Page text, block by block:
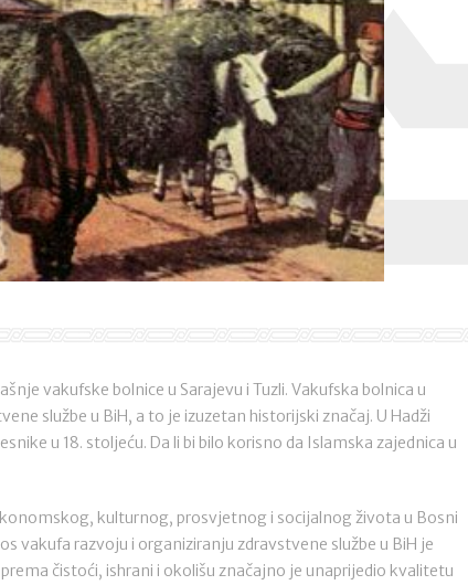
vakufske bolnice u Sarajevu i Tuzli. Vakufska bolnica u
službe u BiH, a to je izuzetan historijski značaj. U Hadži
u 18. stoljeću. Da li bi bilo korisno da Islamska zajednica u
kulturnog, prosvjetnog i socijalnog života u Bosni
vakufa razvoju i organiziranju zdravstvene službe u BiH je
čistoći, ishrani i okolišu značajno je unaprijedio kvalitetu